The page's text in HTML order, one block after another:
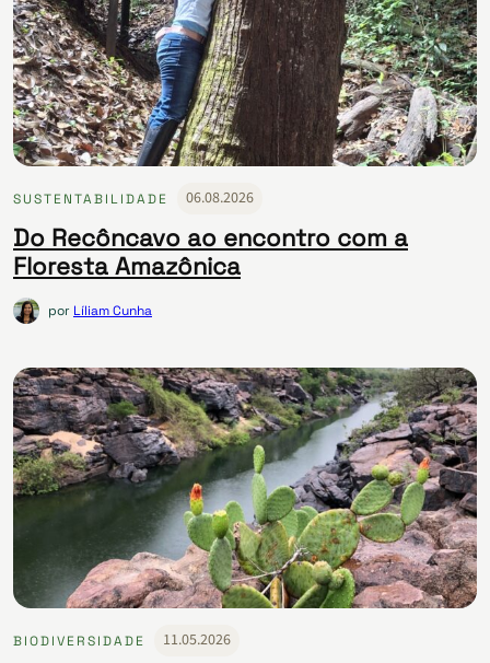
SUSTENTABILIDADE 06.08.2026
Do Recôncavo ao encontro com a
Floresta Amazônica
por Líliam Cunha
BIODIVERSIDADE 11.05.2026